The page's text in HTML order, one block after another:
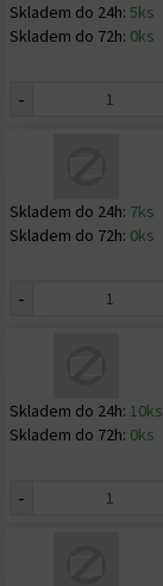
Skladem do 24h: 5ks
Skladem do 72h: 0ks
-
Skladem do 24h: 7ks
Skladem do 72h: 0ks
-
Skladem do 24h: 10ks
Skladem do 72h: 0ks
-